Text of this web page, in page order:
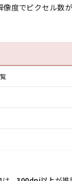
度でピクセル数